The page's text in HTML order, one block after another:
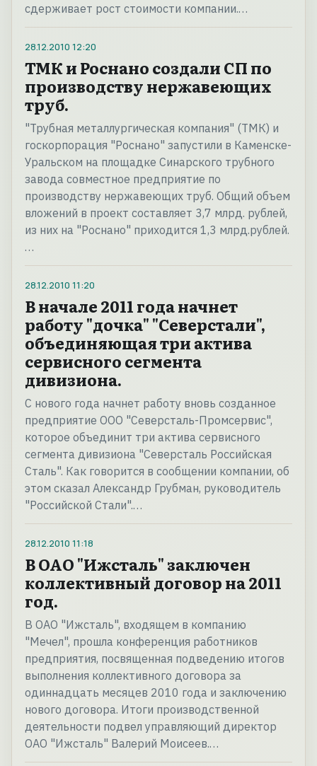
сдерживает рост стоимости компании.…
28.12.2010 12:20
ТМК и Роснано создали СП по
производству нержавеющих
труб.
"Трубная металлургическая компания" (ТМК) и
госкорпорация "Роснано" запустили в Каменске-
Уральском на площадке Синарского трубного
завода совместное предприятие по
производству нержавеющих труб. Общий объем
вложений в проект составляет 3,7 млрд. рублей,
из них на "Роснано" приходится 1,3 млрд.рублей.
…
28.12.2010 11:20
В начале 2011 года начнет
работу "дочка" "Северстали",
объединяющая три актива
сервисного сегмента
дивизиона.
С нового года начнет работу вновь созданное
предприятие ООО "Северсталь-Промсервис",
которое объединит три актива сервисного
сегмента дивизиона "Северсталь Российская
Сталь". Как говорится в сообщении компании, об
этом сказал Александр Грубман, руководитель
"Российской Стали".…
28.12.2010 11:18
В ОАО "Ижсталь" заключен
коллективный договор на 2011
год.
В ОАО "Ижсталь", входящем в компанию
"Мечел", прошла конференция работников
предприятия, посвященная подведению итогов
выполнения коллективного договора за
одиннадцать месяцев 2010 года и заключению
нового договора. Итоги производственной
деятельности подвел управляющий директор
ОАО "Ижсталь" Валерий Моисеев.…